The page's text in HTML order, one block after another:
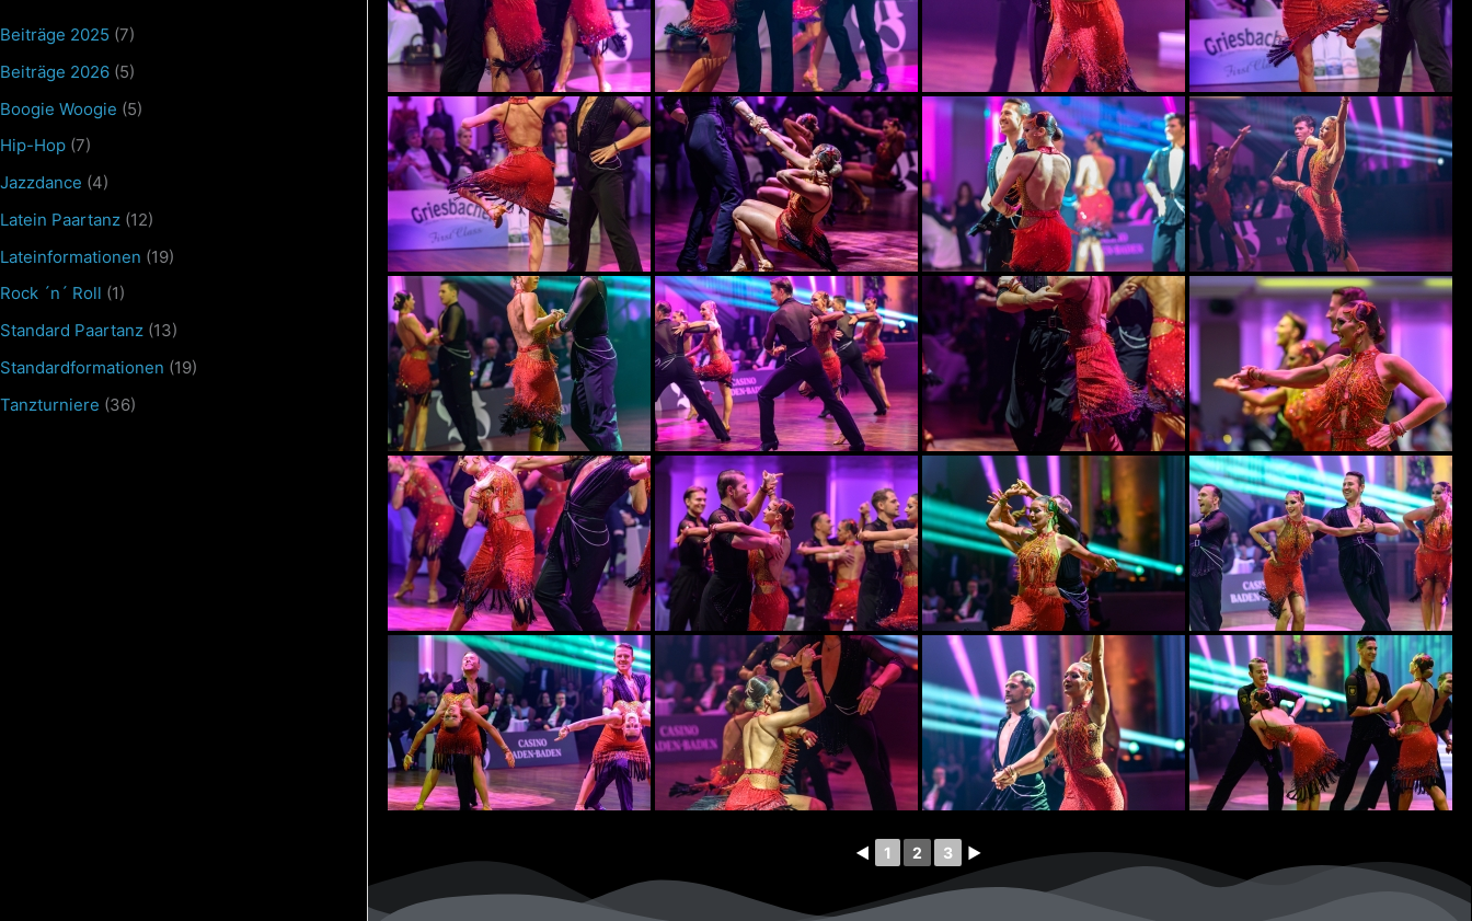
Beiträge 2025 (7)
Beiträge 2026 (5)
Boogie Woogie (5)
Hip-Hop (7)
Jazzdance (4)
Latein Paartanz (12)
Lateinformationen (19)
Rock ´n´ Roll (1)
Standard Paartanz (13)
Standardformationen (19)
Tanzturniere (36)
◄ 1 2 3 ►